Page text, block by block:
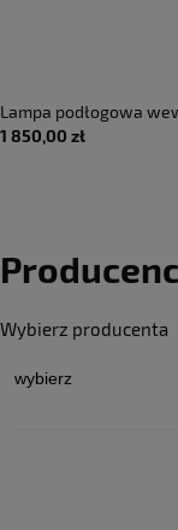
Lampa podłogowa
2x10W LED GX53 220-
1 850,00 zł
Wybierz producenta